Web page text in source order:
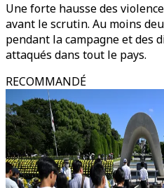
Une forte hausse des
avant le scrutin. Au moins
pendant la campagne et des
attaqués dans tout le pays.
RECOMMANDÉ